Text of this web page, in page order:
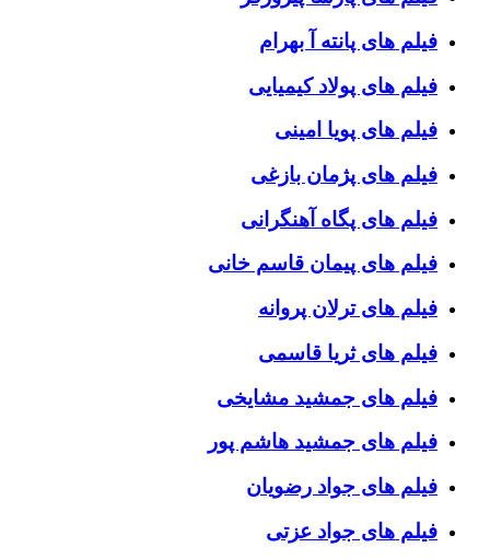
فیلم های پانته آ بهرام
فیلم های پولاد کیمیایی
فیلم های پویا امینی
فیلم های پژمان بازغی
فیلم های پگاه آهنگرانی
فیلم های پیمان قاسم خانی
فیلم های ترلان پروانه
فیلم های ثریا قاسمی
فیلم های جمشید مشایخی
فیلم های جمشید هاشم پور
فیلم های جواد رضویان
فیلم های جواد عزتی